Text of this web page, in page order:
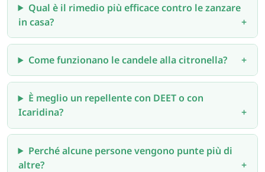
Qual è il rimedio più efficace contro le zanzare
in casa?
Come funzionano le candele alla citronella?
È meglio un repellente con DEET o con
Icaridina?
Perché alcune persone vengono punte più di
altre?